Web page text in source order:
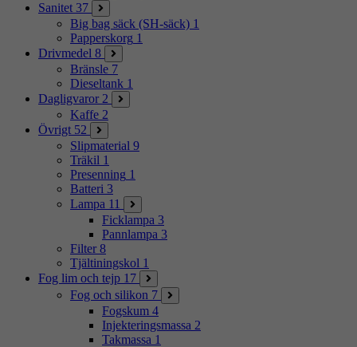
Sanitet 37
Big bag säck (SH-säck) 1
Papperskorg 1
Drivmedel 8
Bränsle 7
Dieseltank 1
Dagligvaror 2
Kaffe 2
Övrigt 52
Slipmaterial 9
Träkil 1
Presenning 1
Batteri 3
Lampa 11
Ficklampa 3
Pannlampa 3
Filter 8
Tjältiningskol 1
Fog lim och tejp 17
Fog och silikon 7
Fogskum 4
Injekteringsmassa 2
Takmassa 1